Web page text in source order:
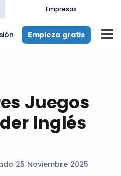
Empresas
Empieza gratis
Juegos
Inglés
25 Noviembre 2025